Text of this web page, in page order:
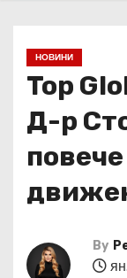
НОВИНИ
Top
Д-р
By